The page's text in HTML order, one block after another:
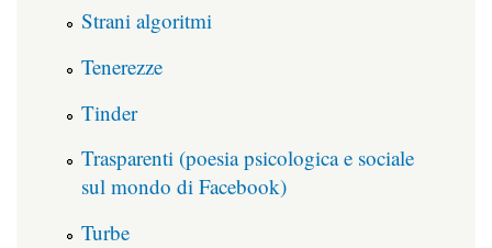
Strani algoritmi
Tenerezze
Tinder
Trasparenti (poesia psicologica e sociale
sul mondo di Facebook)
Turbe